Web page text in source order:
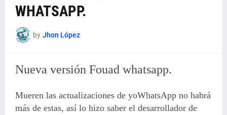
WHATSAPP.
by Jhon López
Nueva versión Fouad whatsapp.
Mueren las actualizaciones de yoWhatsApp no habrá
más de estas, así lo hizo saber el desarrollador de